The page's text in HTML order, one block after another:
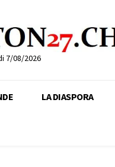
7/08/2026
LA DIASPORA